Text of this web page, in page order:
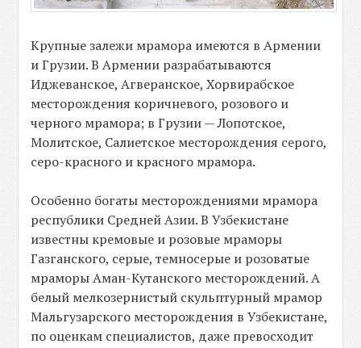
Крупные залежи мрамора имеются в Армении
и Грузии. В Армении разрабатываются
Иджеванское, Агверанское, Хорвирабское
месторождения коричневого, розового и
черного мрамора; в Грузии — Лопотское,
Молитское, Салиетское месторождения серого,
серо-красного и красного мрамора.
Особенно богаты месторождениями мрамора
республики Средней Азии. В Узбекистане
известны кремовые и розовые мраморы
Газганского, серые, темносерые и розоватые
мраморы Аман-Кутанского месторождений. А
белый мелкозернистый скульптурный мрамор
Мальгузарского месторождения в Узбекистане,
по оценкам специалистов, даже превосходит